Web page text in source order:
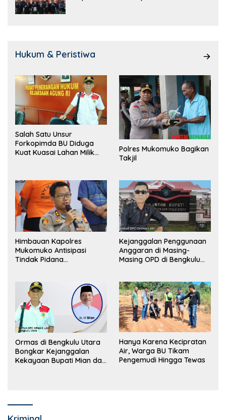
Hukum & Peristiwa
Salah Satu Unsur
Forkopimda BU Diduga
Kuat Kuasai Lahan Milik
Polres Mukomuko Bagikan
Takjil
Himbauan Kapolres
Mukomuko Antisipasi
Tindak Pidana
Kejanggalan Penggunaan
Anggaran di Masing-
Masing OPD di Bengkulu
Ormas di Bengkulu Utara
Bongkar Kejanggalan
Kekayaan Bupati Mian dan
Hanya Karena Kecipratan
Air, Warga BU Tikam
Pengemudi Hingga Tewas